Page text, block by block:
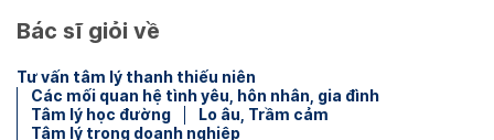
Bác sĩ giỏi về
Tư vấn tâm lý thanh thiếu niên
Các mối quan hệ tình yêu, hôn nhân, gia đình
Tâm lý học đường
Lo âu, Trầm cảm
Tâm lý trong doanh nghiệp